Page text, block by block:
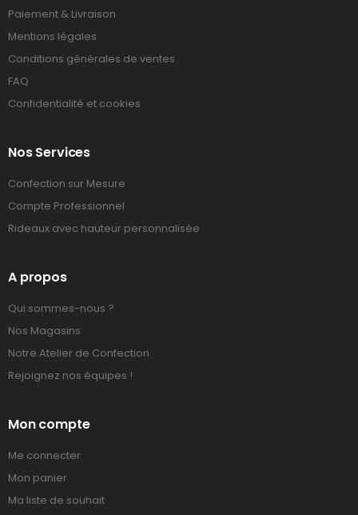
Paiement & Livraison
Mentions légales
Conditions générales de ventes
FAQ
Confidentialité et cookies
Nos Services
Confection sur Mesure
Compte Professionnel
Rideaux avec hauteur personnalisée
A propos
Qui sommes-nous ?
Nos Magasins
Notre Atelier de Confection
Rejoignez nos équipes !
Mon compte
Me connecter
Mon panier
Ma liste de souhait